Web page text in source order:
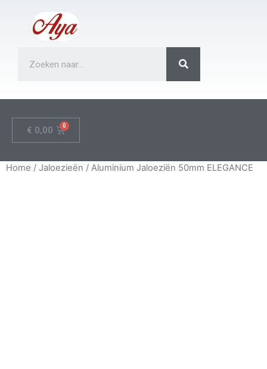
€ 0,00
Home / Jaloezieën / Aluminium Jaloeziën 50mm ELEGANCE